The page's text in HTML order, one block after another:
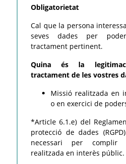
Obligatorietat
Cal que la persona
seves dades per
tractament pertinent.
Quina és la
tractament de les vostres
Missió realitzada en
o en exercici de
*Article 6.1.e) del
protecció de dades
necessari per complir
realitzada en interès públic.